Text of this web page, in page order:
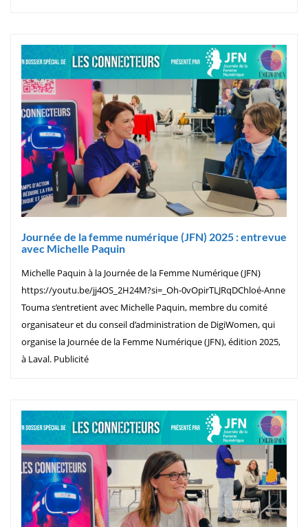
Journée de la femme numérique (JFN) 2025 : entrevue
avec Michelle Paquin
Michelle Paquin à la Journée de la Femme Numérique (JFN)
https://youtu.be/jj4OS_2H24M?si=_Oh-0vOpirTLJRqDChloé-Anne
Touma s’entretient avec Michelle Paquin, membre du comité
organisateur et du conseil d’administration de DigiWomen, qui
organise la Journée de la Femme Numérique (JFN), édition 2025,
à Laval. Publicité